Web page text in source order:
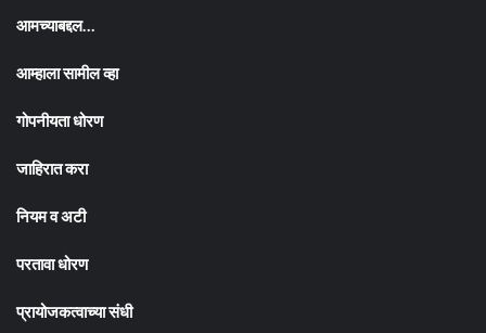
आमच्याबद्दल…
आम्हाला सामील व्हा
गोपनीयता धोरण
जाहिरात करा
नियम व अटी
परतावा धोरण
प्रायोजकत्वाच्या संधी